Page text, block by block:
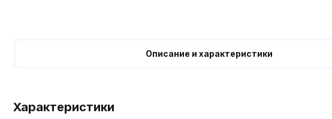
Описание и характеристики
Характеристики